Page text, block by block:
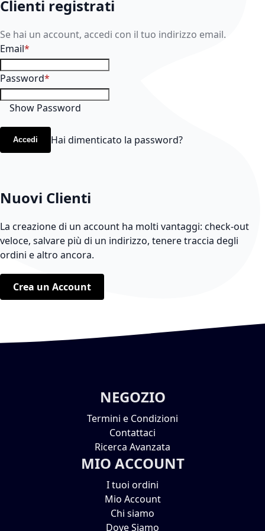
Clienti registrati
Se hai un account, accedi con il tuo indirizzo email.
Email
Password
Show Password
Accedi Hai dimenticato la password?
Nuovi Clienti
La creazione di un account ha molti vantaggi: check-out
veloce, salvare più di un indirizzo, tenere traccia degli
ordini e altro ancora.
Crea un Account
NEGOZIO
Termini e Condizioni
Contattaci
Ricerca Avanzata
MIO ACCOUNT
I tuoi ordini
Mio Account
Chi siamo
Dove Siamo